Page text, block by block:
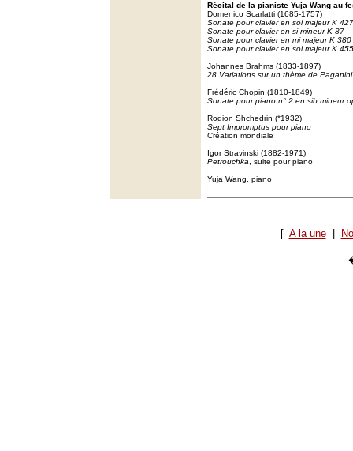
Récital de la pianiste Yuja Wang au
Domenico Scarlatti (1685-1757)
Sonate pour clavier en sol majeur K 427
Sonate pour clavier en si mineur K 87
Sonate pour clavier en mi majeur K 380
Sonate pour clavier en sol majeur K 455
Johannes Brahms (1833-1897)
28 Variations sur un thème de
Frédéric Chopin (1810-1849)
Sonate pour piano n° 2 en sib mineur
Rodion Shchedrin (*1932)
Sept Impromptus pour piano
Création mondiale
Igor Stravinski (1882-1971)
Petrouchka , suite pour piano
Yuja Wang, piano
[ A la une|